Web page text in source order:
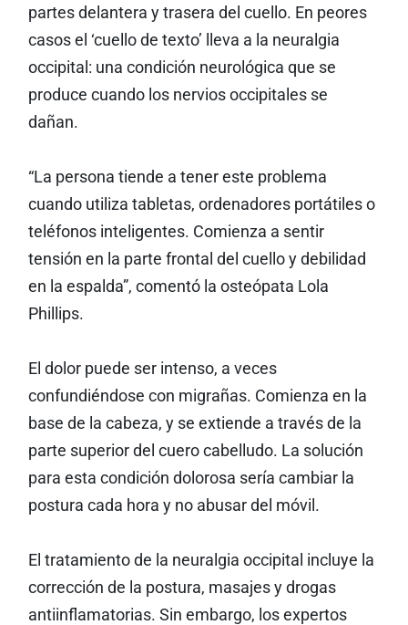
partes delantera y trasera del cuello. En peores
casos el ‘cuello de texto’ lleva a la neuralgia
occipital: una condición neurológica que se
produce cuando los nervios occipitales se
dañan.
“La persona tiende a tener este problema
cuando utiliza tabletas, ordenadores portátiles o
teléfonos inteligentes. Comienza a sentir
tensión en la parte frontal del cuello y debilidad
en la espalda”, comentó la osteópata Lola
Phillips.
El dolor puede ser intenso, a veces
confundiéndose con migrañas. Comienza en la
base de la cabeza, y se extiende a través de la
parte superior del cuero cabelludo. La solución
para esta condición dolorosa sería cambiar la
postura cada hora y no abusar del móvil.
El tratamiento de la neuralgia occipital incluye la
corrección de la postura, masajes y drogas
antiinflamatorias. Sin embargo, los expertos